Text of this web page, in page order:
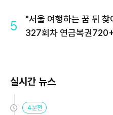
5
"서울 여행하는 꿈 뒤
327회차 연금복권
실시간 뉴스
4분전